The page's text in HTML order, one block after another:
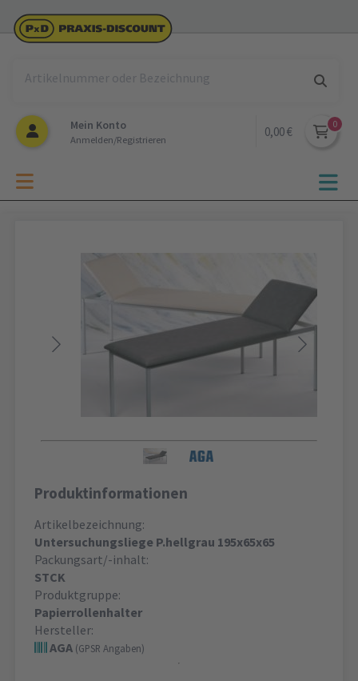
Mein Konto
Anmelden/Registrieren
0,00 €
Produktinformationen
Artikelbezeichnung:
Untersuchungsliege P.hellgrau 195x65x65
Packungsart/-inhalt:
STCK
Produktgruppe:
Papierrollenhalter
Hersteller:
AGA (GPSR Angaben)